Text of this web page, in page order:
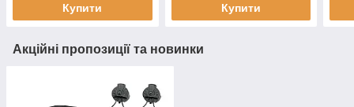
Купити Купити
Акційні пропозиції та новинки